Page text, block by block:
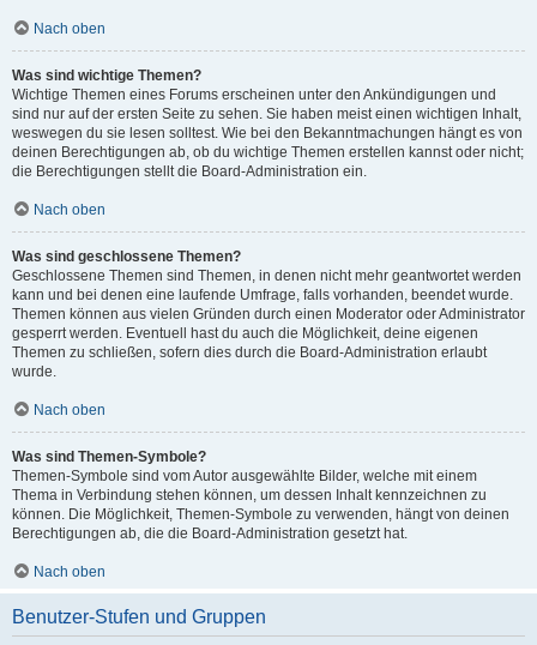
Nach oben
Was sind wichtige Themen?
Wichtige Themen eines Forums erscheinen unter den Ankündigungen und
sind nur auf der ersten Seite zu sehen. Sie haben meist einen wichtigen Inhalt,
weswegen du sie lesen solltest. Wie bei den Bekanntmachungen hängt es von
deinen Berechtigungen ab, ob du wichtige Themen erstellen kannst oder nicht;
die Berechtigungen stellt die Board-Administration ein.
Nach oben
Was sind geschlossene Themen?
Geschlossene Themen sind Themen, in denen nicht mehr geantwortet werden
kann und bei denen eine laufende Umfrage, falls vorhanden, beendet wurde.
Themen können aus vielen Gründen durch einen Moderator oder Administrator
gesperrt werden. Eventuell hast du auch die Möglichkeit, deine eigenen
Themen zu schließen, sofern dies durch die Board-Administration erlaubt
wurde.
Nach oben
Was sind Themen-Symbole?
Themen-Symbole sind vom Autor ausgewählte Bilder, welche mit einem
Thema in Verbindung stehen können, um dessen Inhalt kennzeichnen zu
können. Die Möglichkeit, Themen-Symbole zu verwenden, hängt von deinen
Berechtigungen ab, die die Board-Administration gesetzt hat.
Nach oben
Benutzer-Stufen und Gruppen